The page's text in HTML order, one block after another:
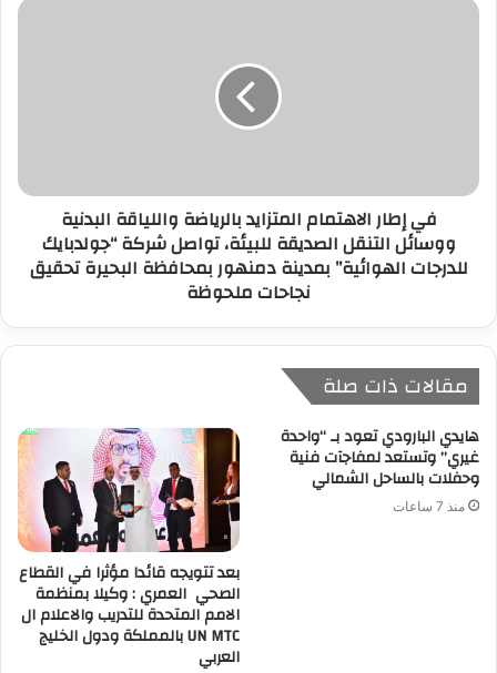
في إطار الاهتمام المتزايد بالرياضة واللياقة البدنية
ووسائل التنقل الصديقة للبيئة، تواصل شركة “جولدبايك
للدرجات الهوائية” بمدينة دمنهور بمحافظة البحيرة تحقيق
نجاحات ملحوظة
مقالات ذات صلة
هايدي البارودي تعود بـ “واحدة
غيري” وتستعد لمفاجآت فنية
وحفلات بالساحل الشمالي
منذ 7 ساعات
بعد تتويجه قائدا مؤثرا في القطاع
الصحي العمري : وكيلا بمنظمة
الامم المتحدة للتدريب والاعلام ال
UN MTC بالمملكة ودول الخليج
العربي